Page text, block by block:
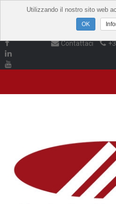
Contattaci
Utilizzando il nostro sito web